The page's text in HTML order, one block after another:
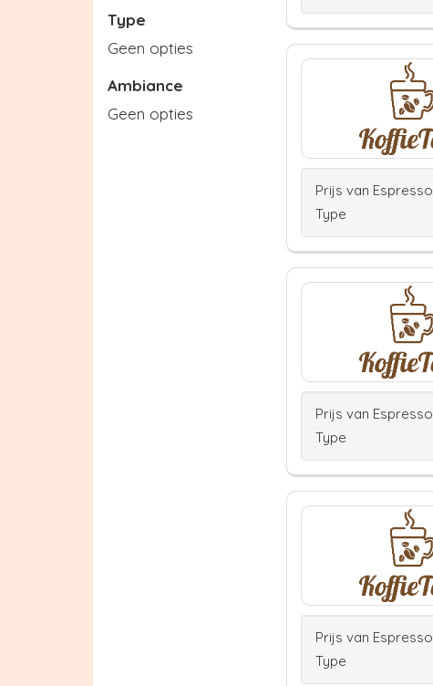
Type
Geen opties
Ambiance
Geen opties
Prijs van Espresso
Type
Prijs van Espresso
Type
Prijs van Espresso
Type